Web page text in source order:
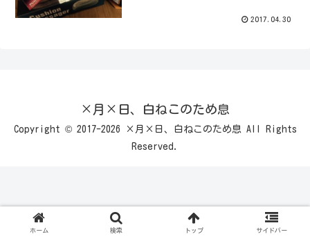
2017.04.30
×月×日、白ねこのため息
Copyright © 2017-2026 ×月×日、白ねこのため息 All Rights
Reserved.
ホーム 検索 トップ サイドバー